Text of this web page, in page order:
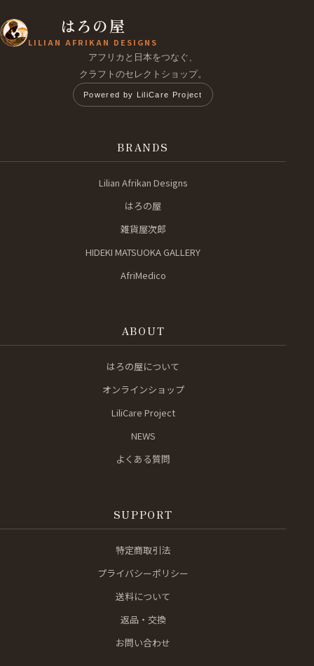
はろの屋
LILIAN AFRIKAN DESIGNS
アフリカと日本をつなぐ、
クラフトのセレクトショップ。
Powered by LiliCare Project
BRANDS
Lilian Afrikan Designs
はろの屋
雑貨屋次郎
HIDEKI MATSUOKA GALLERY
AfriMedico
ABOUT
はろの屋について
オンラインショップ
LiliCare Project
NEWS
よくある質問
SUPPORT
特定商取引法
プライバシーポリシー
送料について
返品・交換
お問い合わせ